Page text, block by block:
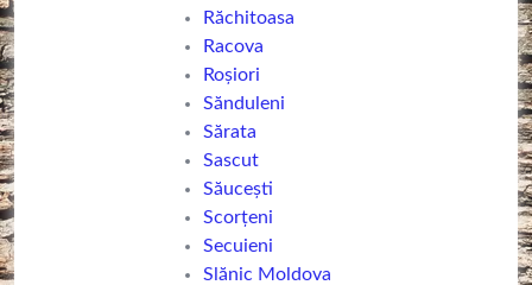
Răchitoasa
Racova
Roșiori
Sănduleni
Sărata
Sascut
Săucești
Scorțeni
Secuieni
Slănic Moldova